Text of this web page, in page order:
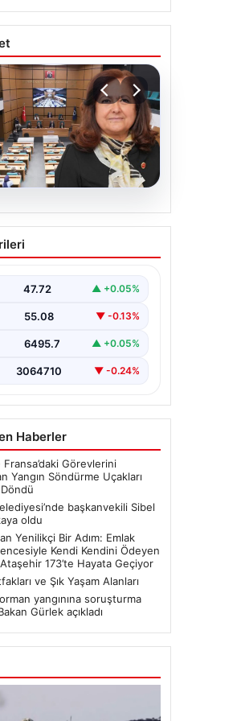
Belediyesi’nde
Sibel Tan
47.72 ▲ +0.05%
55.08 ▼ -0.13%
6495.7 ▲ +0.05%
3064710 ▼ -0.24%
Haberler
Fransa’daki Görevlerini
Yangın Söndürme Uçakları
başkanvekili Sibel
oldu
Yenilikçi Bir Adım: Emlak
Kendi Kendini Ödeyen
173’te Hayata Geçiyor
ve Şık Yaşam Alanları
yangınına soruşturma
Gürlek açıkladı